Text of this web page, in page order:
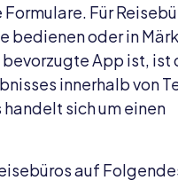
Für
bedienen oder in
App ist, ist
innerhalb von
sich um einen
auf